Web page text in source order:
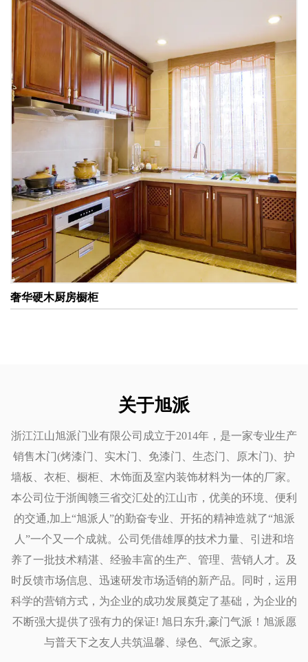
3. 材质选择
衣柜和橱柜的材质对其耐用性和外观有很大影响。常见
的材质包括：
木材：实木衣柜和橱柜提供经典的外观和持久的耐用
性。它们可以通过自然木纹或涂漆等不同方式进行处
理，便于个性化定制。
中密度纤维板（MDF）和刨花板：这些材质通常用于预
算更为经济的选择，虽然它们的耐用性可能不及实木，
但经过覆膜或贴面处理后仍然可以保持时尚和功能性。
4. 节省空间的设计
随着城市居住空间的变小，对节省空间家具的需求也在
增加。
滑动门：许多现代衣柜设计采用滑动门，免去了开门时
需要的空间，尤其适用于狭小的空间。
多功能设计：一些橱柜具备折叠功能或可转换设计，可
整体装饰更加协调。不论你选择鲜艳的颜色来突出重
点，还是选择中性色调来营造低调的氛围，这些家具都
可以成为房间的焦点。
装饰性元素：许多衣柜和橱柜都配有装饰性元素，如镜
子、玻璃门或独特的硬件，增加了家具的个性和风格。
6. 易于维护
衣柜和橱柜的设计使它们便于维护，确保其长期保持美
观和功能性。
清洁：许多表面设计为易于擦拭清洁，这对于繁忙的家
庭尤为重要。
耐用性：高质量的材料和精良的工艺确保这些家具能够
奢华硬木厨房橱柜
关于旭派
浙江江山旭派门业有限公司成立于2014年，是一家专业生产
销售木门(烤漆门、实木门、免漆门、生态门、原木门)、护
墙板、衣柜、橱柜、木饰面及室内装饰材料为一体的厂家。
本公司位于浙闽赣三省交汇处的江山市，优美的环境、便利
的交通,加上“旭派人”的勤奋专业、开拓的精神造就了“旭派
人”一个又一个成就。公司凭借雄厚的技术力量、引进和培
养了一批技术精湛、经验丰富的生产、管理、营销人才。及
时反馈市场信息、迅速研发市场适销的新产品。同时，运用
科学的营销方式，为企业的成功发展奠定了基础，为企业的
不断强大提供了强有力的保证! 旭日东升,豪门气派！旭派愿
与普天下之友人共筑温馨、绿色、气派之家。